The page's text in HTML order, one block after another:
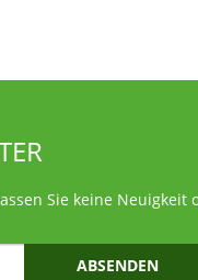
Sie keine Neuigkeit
ABSENDEN